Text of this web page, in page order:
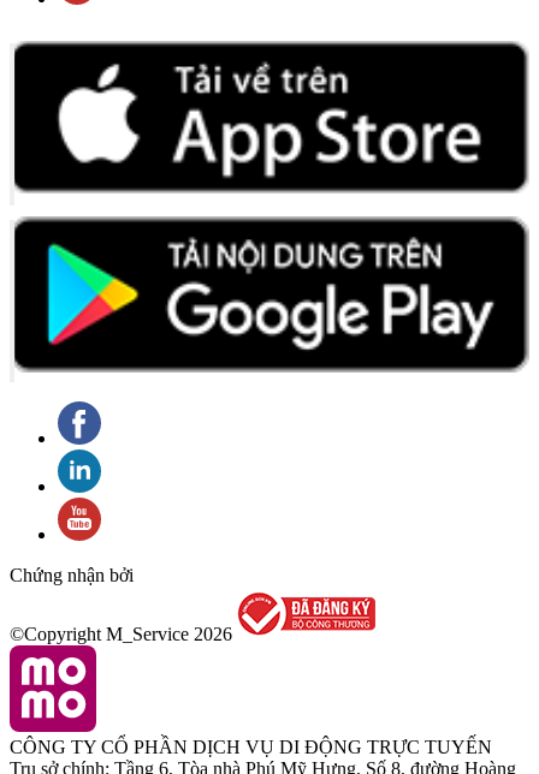
Chứng nhận bởi
©Copyright M_Service 2026
CÔNG TY CỔ PHẦN DỊCH VỤ DI ĐỘNG TRỰC TUYẾN
Trụ sở chính: Tầng 6, Tòa nhà Phú Mỹ Hưng, Số 8, đường Hoàng